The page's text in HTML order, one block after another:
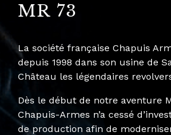
MR 73
La société française Chapuis
depuis 1998 dans son usine de
Château les légendaires
Dès le début de notre aventure
Chapuis-Armes n’a cessé
de production afin de